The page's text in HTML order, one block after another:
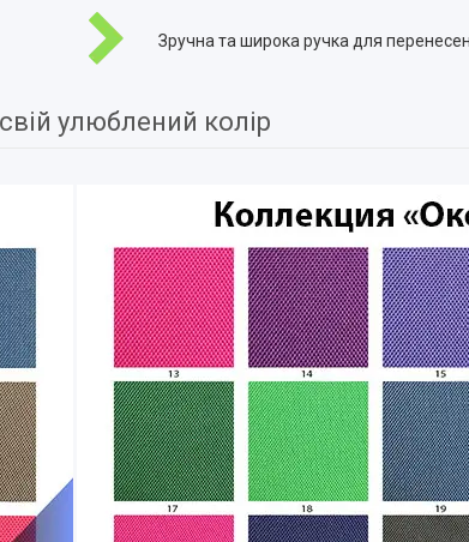
Зручна та широка ручка для
улюблений колір